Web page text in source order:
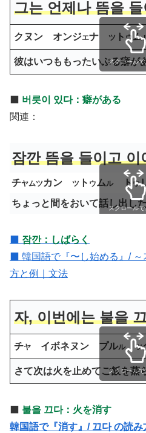
그는 언제나 뜸을
クヌン オンジエナ ツ ト ウム
彼はいつももったいぶる癖が
スクロールで
버릇이 있다：癖がある
関連：
잠깐 뜸을 들이고 이
チヤムツカン ツ ト ウムル ト ウ
ちょっと間をおいて話し出し
スクロール
잠깐：しばらく
韓国語で『〜し始める』/
方と例｜文法
자, 이번에는 불을
チヤ イボネヌン プルル ツ
さて次は火を止めてご飯を蒸
スクロールで
불을 끄다：火を消す
韓国語で『消す』/ 끄다 の読